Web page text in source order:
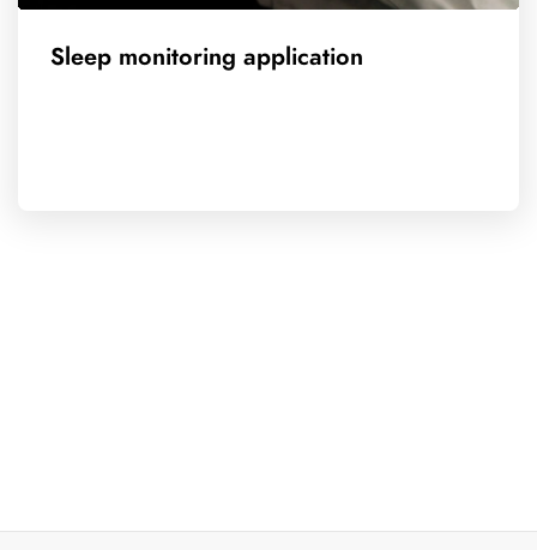
Sleep monitoring application